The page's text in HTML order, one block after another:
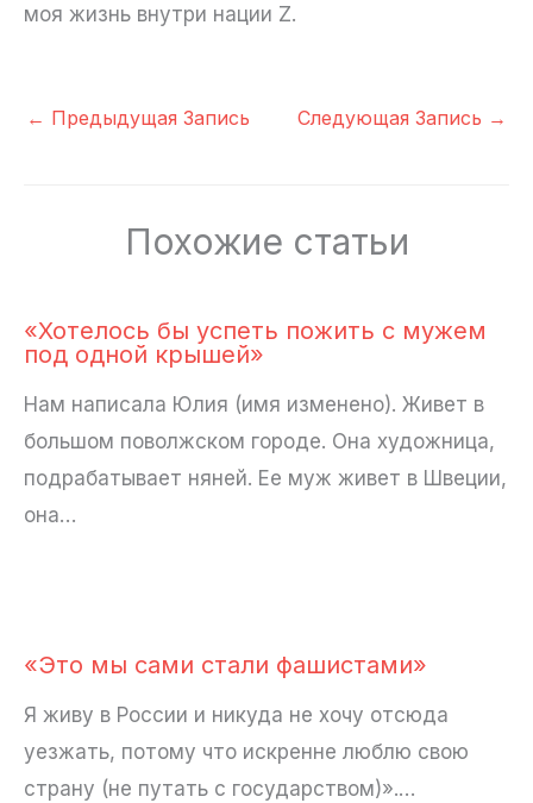
моя жизнь внутри нации Z.
← Предыдущая Запись Следующая Запись →
Похожие статьи
«Хотелось бы успеть пожить с мужем
под одной крышей»
Нам написала Юлия (имя изменено). Живет в
большом поволжском городе. Она художница,
подрабатывает няней. Ее муж живет в Швеции,
она…
«Это мы сами стали фашистами»
Я живу в России и никуда не хочу отсюда
уезжать, потому что искренне люблю свою
страну (не путать с государством)».…